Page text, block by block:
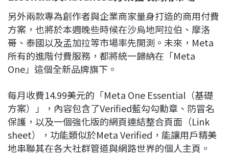
另外兩款專為創作者與企業商家量身打造的商用付費
方案，也將於本週晚些時候在沙烏地阿拉伯、摩洛
哥、泰國以及孟加拉等市場率先開測。未來，Meta
所有的進階付費服務，都將統一歸納在「Meta
One」這個全新品牌旗下。
每月收費14.99美元的「Meta One Essential（基礎
方案）」，內容包含了Verified藍勾勾勳章、防冒名
保護，以及一個強化版的網頁連結整合頁面（Link
sheet），功能類似於Meta Verified，能讓用戶精美
地串聯其在各大社群管道與網路世界的個人主頁。